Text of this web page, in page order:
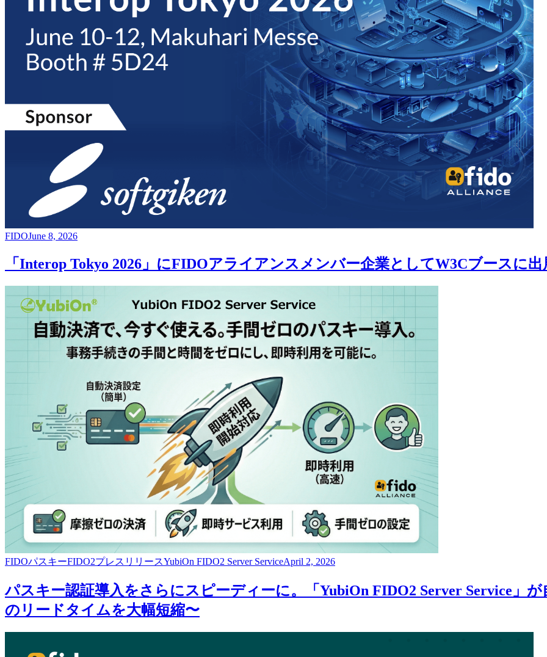
FIDOJune 8, 2026
「Interop Tokyo 2026」にFIDOアライアンスメンバー企業としてW3Cブースに
FIDOパスキーFIDO2プレスリリースYubiOn FIDO2 Server ServiceApril 2, 2026
パスキー認証導入をさらにスピーディーに。「YubiOn FIDO2 Server Service」
のリードタイムを大幅短縮〜